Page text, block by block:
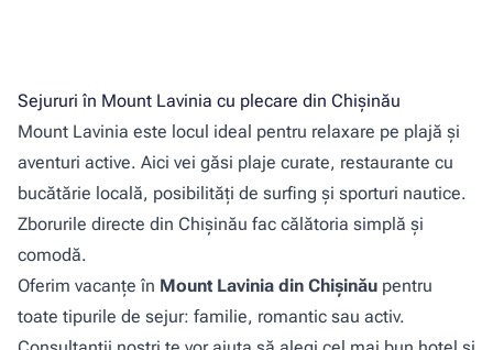
Sejururi în Mount Lavinia cu plecare din Chișinău
Mount Lavinia este locul ideal pentru relaxare pe plajă și
aventuri active. Aici vei găsi plaje curate, restaurante cu
bucătărie locală, posibilități de surfing și sporturi nautice.
Zborurile directe din Chișinău fac călătoria simplă și
comodă.
Oferim vacanțe în Mount Lavinia din Chișinău pentru
toate tipurile de sejur: familie, romantic sau activ.